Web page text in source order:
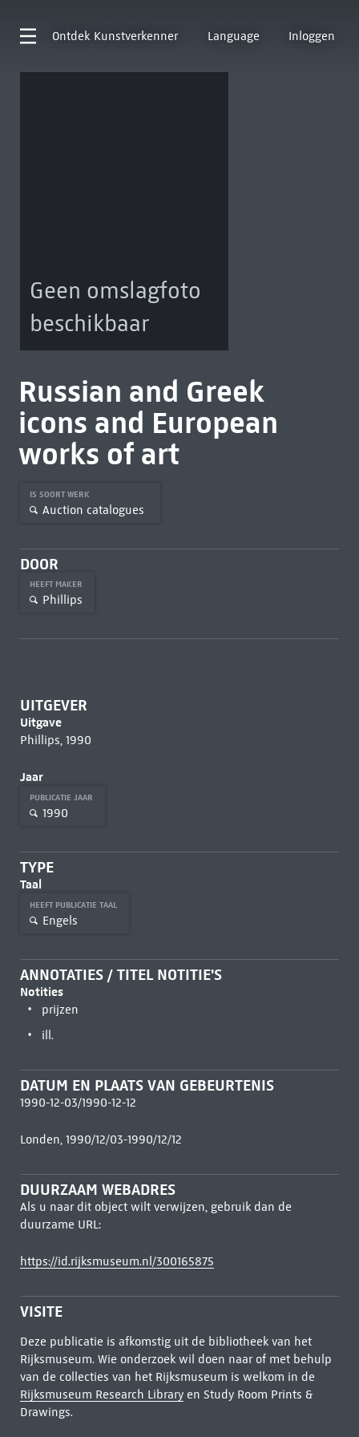
Ontdek Kunstverkenner Language Inloggen
Geen omslagfoto
beschikbaar
Russian and Greek
icons and European
works of art
IS SOORT WERK
Auction catalogues
DOOR
HEEFT MAKER
Phillips
UITGEVER
Uitgave
Phillips, 1990
Jaar
PUBLICATIE JAAR
1990
TYPE
Taal
HEEFT PUBLICATIE TAAL
Engels
ANNOTATIES / TITEL NOTITIE'S
Notities
prijzen
ill.
DATUM EN PLAATS VAN GEBEURTENIS
1990-12-03/1990-12-12
Londen, 1990/12/03-1990/12/12
DUURZAAM WEBADRES
Als u naar dit object wilt verwijzen, gebruik dan de
duurzame URL:
https://id.rijksmuseum.nl/300165875
VISITE
Deze publicatie is afkomstig uit de bibliotheek van het
Rijksmuseum. Wie onderzoek wil doen naar of met behulp
van de collecties van het Rijksmuseum is welkom in de
Rijksmuseum Research Libraryen Study Room Prints &
Drawings.